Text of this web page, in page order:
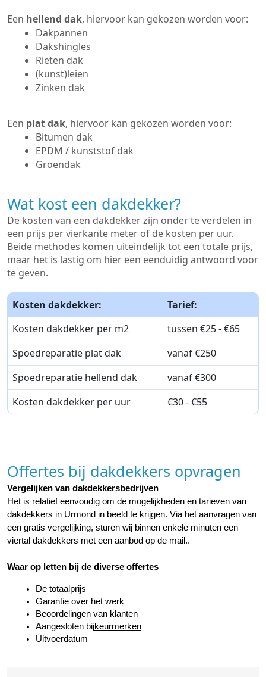
Een hellend dak, hiervoor kan gekozen worden voor:
Dakpannen
Dakshingles
Rieten dak
(kunst)leien
Zinken dak
Een plat dak, hiervoor kan gekozen worden voor:
Bitumen dak
EPDM / kunststof dak
Groendak
Wat kost een dakdekker?
De kosten van een dakdekker zijn onder te verdelen in
een prijs per vierkante meter of de kosten per uur.
Beide methodes komen uiteindelijk tot een totale prijs,
maar het is lastig om hier een eenduidig antwoord voor
te geven.
Kosten dakdekker:
Tarief:
Kosten dakdekker per m2
tussen €25 - €65
Spoedreparatie plat dak
vanaf €250
Spoedreparatie hellend dak
vanaf €300
Kosten dakdekker per uur
€30 - €55
Offertes bij dakdekkers opvragen
Vergelijken van dakdekkersbedrijven
Het is relatief eenvoudig om de mogelijkheden en tarieven van
dakdekkers in Urmond in beeld te krijgen. Via het aanvragen van
een gratis vergelijking, sturen wij binnen enkele minuten een
viertal dakdekkers met een aanbod op de mail..
Waar op letten bij de diverse offertes
De totaalprijs
Garantie over het werk
Beoordelingen van klanten
Aangesloten bijkeurmerken
Uitvoerdatum